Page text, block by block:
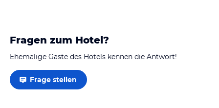
Die…
Fragen zum Hotel?
Ehemalige Gäste des Hotels kennen die Antwort!
Frage stellen